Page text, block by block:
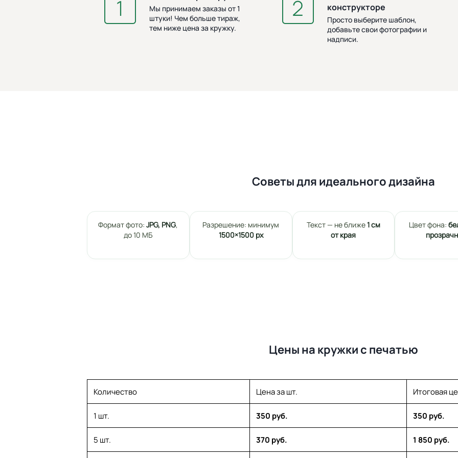
Мы принимаем заказы от 1
штуки! Чем больше тираж,
тем ниже цена за кружку.
конструкторе
Просто выберите шаблон,
добавьте свои фотографии и
надписи.
Советы для идеального дизайна
Формат фото:JPG, PNG,
до 10 МБ
Разрешение: минимум
1500×1500 px
Текст — не ближе1 см
от края
Цвет фона:
Цены на кружки с печатью
Количество Цена за шт. Итоговая
1 шт. 350 руб. 350 руб.
5 шт. 370 руб. 1 850 руб.